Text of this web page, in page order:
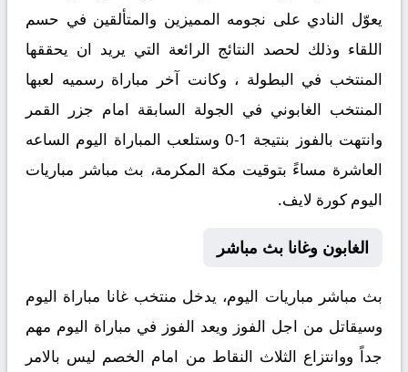
يعوّل النادي على نجومه المميزين والمتألقين في حسم
اللقاء وذلك لحصد النتائج الرائعة التي يريد ان يحققها
المنتخب في البطولة ، وكانت آخر مباراة رسميه لعبها
المنتخب الغابوني في الجولة السابقة امام جزر القمر
وانتهت بالفوز بنتيجة 1-0 وستلعب المباراة اليوم الساعه
العاشرة مساءً بتوقيت مكة المكرمة، بث مباشر مباريات
اليوم كورة لايف.
الغابون وغانا بث مباشر
بث مباشر مباريات اليوم، يدخل منتخب غانا مباراة اليوم
وسيقاتل من اجل الفوز ويعد الفوز في مباراة اليوم مهم
جداً ووانتزاع الثلاث النقاط من امام الخصم ليس بالامر